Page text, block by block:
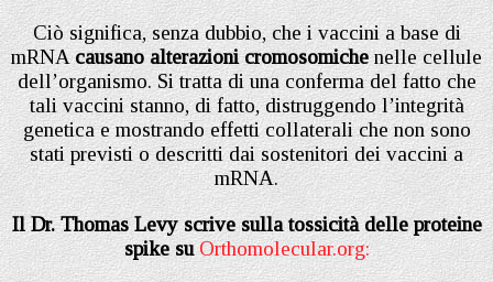
Ciò significa, senza dubbio, che i vaccini a base di
mRNAcausano alterazioni cromosomichenelle cellule
dell’organismo. Si tratta di una conferma del fatto che
tali vaccini stanno, di fatto, distruggendo l’integrità
genetica e mostrando effetti collaterali che non sono
stati previsti o descritti dai sostenitori dei vaccini a
mRNA.
Il Dr. Thomas Levy scrive sulla tossicità delle proteine
spike suOrthomolecular.org: